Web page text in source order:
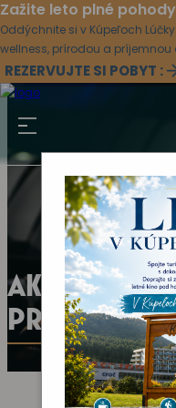
Zažite leto plné pohody
Oddýchnite si v Kúpeľoch
wellness, prírodou a príjemnou
REZERVUJTE SI POBYT :
AKTUÁLNY
PROGRAM